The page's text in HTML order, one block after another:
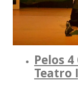
Pelos
Teatro